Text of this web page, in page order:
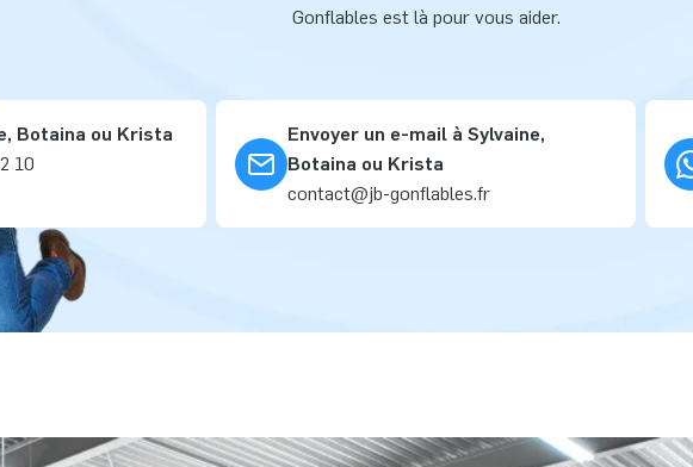
Gonflables est là pour vous aider.
Botaina ou Krista
10
Envoyer un e-mail à Sylvaine,
Botaina ou Krista
contact@jb-gonflables.fr